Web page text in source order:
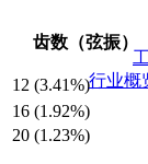
行业概
齿数（弦振）
12 (3.41%)
16 (1.92%)
20 (1.23%)